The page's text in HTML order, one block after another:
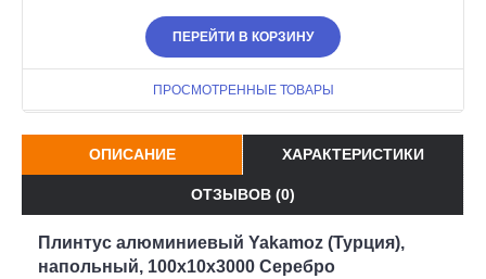
ПЕРЕЙТИ В КОРЗИНУ
ПРОСМОТРЕННЫЕ ТОВАРЫ
ОПИСАНИЕ ХАРАКТЕРИСТИКИ
ОТЗЫВОВ (0)
Плинтус алюминиевый Yakamoz (Турция),
напольный, 100x10x3000 Серебро